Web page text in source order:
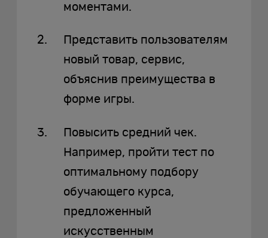
моментами.
Представить пользователям
новый товар, сервис,
объяснив преимущества в
форме игры.
Повысить средний чек.
Например, пройти тест по
оптимальному подбору
обучающего курса,
предложенный
искусственным